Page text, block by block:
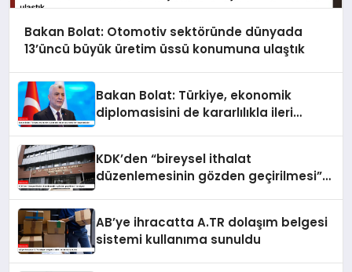
Bakan Bolat: Otomotiv sektöründe dünyada
13’üncü büyük üretim üssü konumuna ulaştık
Bakan Bolat: Türkiye, ekonomik
diplomasisini de kararlılıkla ileri
KDK’den “bireysel ithalat
düzenlemesinin gözden geçirilmesi”
AB’ye ihracatta A.TR dolaşım belgesi
sistemi kullanıma sunuldu